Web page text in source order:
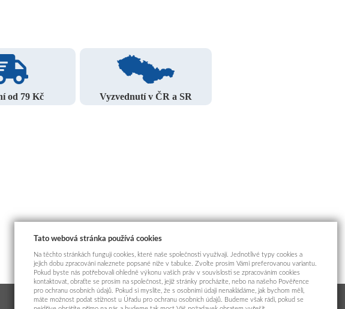
od 79 Kč Vyzvednutí v ČR a SR
Tato webová stránka používá cookies
Na těchto stránkách fungují cookies, které naše společnosti využívají. Jednotlivé typy cookies a
jejich dobu zpracování naleznete popsané níže v tabulce. Zvolte prosím Vámi preferovanou variantu.
Pokud byste nás potřebovali ohledně výkonu vašich práv v souvislosti se zpracováním cookies
kontaktovat, obraťte se prosím na společnost, jejíž stránky procházíte, nebo na našeho Pověřence
pro ochranu osobních údajů. Pokud si myslíte, že s osobními údaji nenakládáme, jak bychom měli,
máte možnost podat stížnost u Úřadu pro ochranu osobních údajů. Budeme však rádi, pokud se